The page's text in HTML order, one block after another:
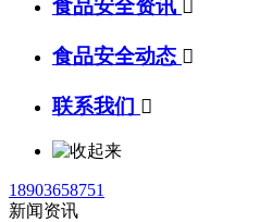
食品安全资讯 
食品安全动态 
联系我们 
18903658751
新闻资讯